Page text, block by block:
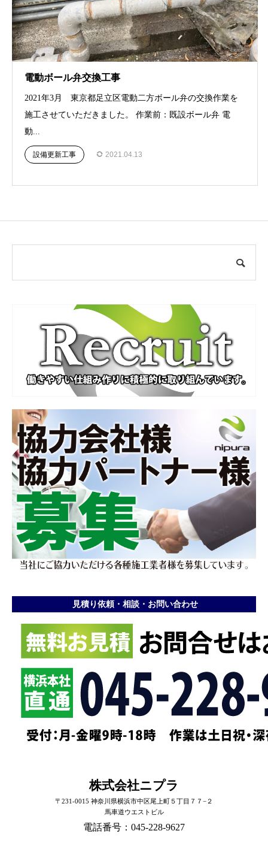
電動ボール弁交換工事
2021年3月 東京都足立区電動二方ボール弁の交換作業を
施工させていただきました。 作業前：既設ボール弁 電
動...
設備更新工事 2021.04.13
見積り依頼・相談・お問い合わせ
株式会社ニプラ
〒231-0015 神奈川県横浜市中区尾上町５丁目７７−２
馬車道ウエストビル
電話番号：045-228-9627